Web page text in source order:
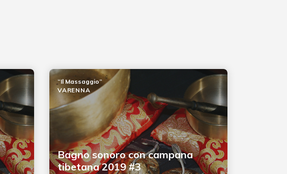
Bagno sonoro con campana
tibetana 2019 #3
“Il Massaggio”
VARENNA